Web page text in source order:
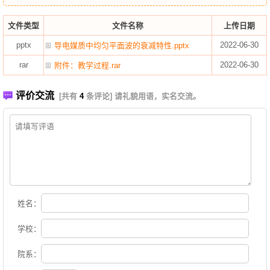
文件类型 文件名称 上传日期
pptx 导电媒质中均匀平面波的衰减特性.pptx 2022-06-30
rar 附件：教学过程.rar 2022-06-30
评价交流 [共有 4条评论] 请礼貌用语，实名交流。
姓名：
学校：
院系：